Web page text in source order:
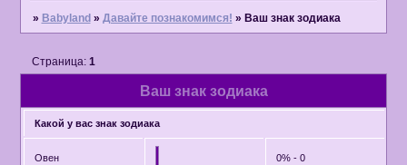
» Babyland » Давайте познакомимся! » Ваш знак зодиака
Ваш знак зодиака
Страница: 1
Какой у вас знак зодиака
Овен 0% - 0